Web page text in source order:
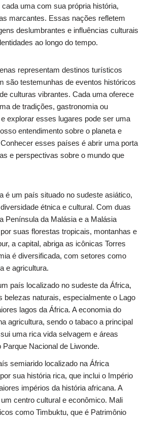
uma com sua própria história,
marcantes. Essas nações refletem
deslumbrantes e influências culturais
ao longo do tempo.
representam destinos turísticos
são testemunhas de eventos históricos
culturas vibrantes. Cada uma oferece
de tradições, gastronomia ou
explorar esses lugares pode ser uma
entendimento sobre o planeta e
esses países é abrir uma porta
e perspectivas sobre o mundo que
é um país situado no sudeste asiático,
étnica e cultural. Com duas
Península da Malásia e a Malásia
suas florestas tropicais, montanhas e
a capital, abriga as icônicas Torres
é diversificada, com setores como
e agricultura.
país localizado no sudeste da África,
belezas naturais, especialmente o Lago
lagos da África. A economia do
agricultura, sendo o tabaco a principal
uma rica vida selvagem e áreas
Nacional de Liwonde.
semiarido localizado na África
sua história rica, que inclui o Império
impérios da história africana. A
centro cultural e econômico. Mali
como Timbuktu, que é Patrimônio